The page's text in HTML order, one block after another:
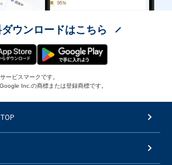
ウンロードはこちら
ビスマークです。
Inc.の商標または登録商標です。